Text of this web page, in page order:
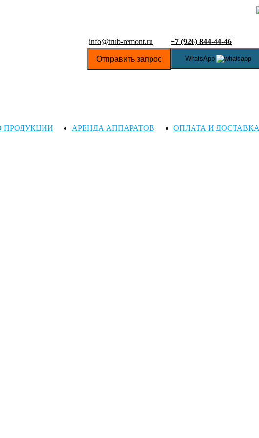
info@trub-remont.ru
Отправить запрос
+7 (926) 844-44-46
WhatsApp
ПРОДУКЦИИ АРЕНДА АППАРАТОВ ОПЛАТА И ДОСТАВКА